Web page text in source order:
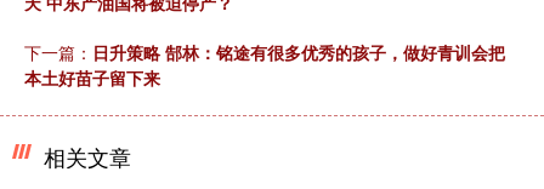
下一篇： 日升策略 郜林：铭途有很多优秀的孩子，做好青训会把
本土好苗子留下来
相关文章